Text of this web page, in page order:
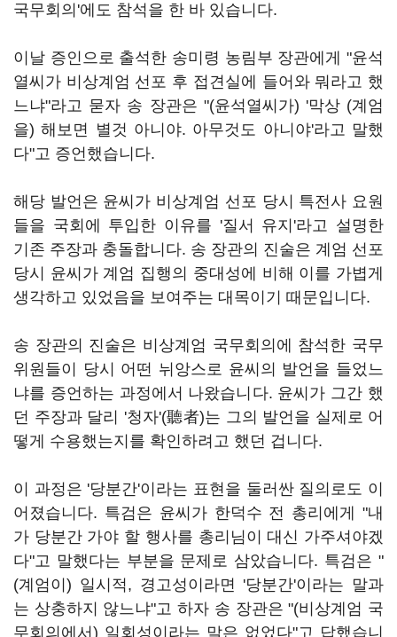
국무회의'에도 참석을 한 바 있습니다.
이날 증인으로 출석한 송미령 농림부 장관에게 "윤석
열씨가 비상계엄 선포 후 접견실에 들어와 뭐라고 했
느냐"라고 묻자 송 장관은 "(윤석열씨가) '막상 (계엄
을) 해보면 별것 아니야. 아무것도 아니야'라고 말했
다"고 증언했습니다.
해당 발언은 윤씨가 비상계엄 선포 당시 특전사 요원
들을 국회에 투입한 이유를 '질서 유지'라고 설명한
기존 주장과 충돌합니다. 송 장관의 진술은 계엄 선포
당시 윤씨가 계엄 집행의 중대성에 비해 이를 가볍게
생각하고 있었음을 보여주는 대목이기 때문입니다.
송 장관의 진술은 비상계엄 국무회의에 참석한 국무
위원들이 당시 어떤 뉘앙스로 윤씨의 발언을 들었느
냐를 증언하는 과정에서 나왔습니다. 윤씨가 그간 했
던 주장과 달리 '청자'(聽者)는 그의 발언을 실제로 어
떻게 수용했는지를 확인하려고 했던 겁니다.
이 과정은 '당분간'이라는 표현을 둘러싼 질의로도 이
어졌습니다. 특검은 윤씨가 한덕수 전 총리에게 "내
가 당분간 가야 할 행사를 총리님이 대신 가주셔야겠
다"고 말했다는 부분을 문제로 삼았습니다. 특검은 "
(계엄이) 일시적, 경고성이라면 '당분간'이라는 말과
는 상충하지 않느냐"고 하자 송 장관은 "(비상계엄 국
무회의에서) 일회성이라는 말은 없었다"고 답했습니